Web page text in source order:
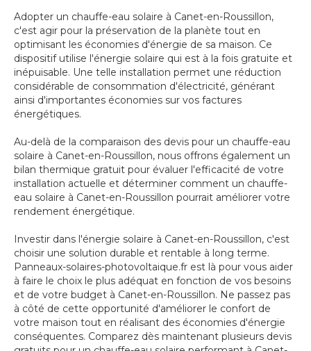
Adopter un chauffe-eau solaire à Canet-en-Roussillon,
c'est agir pour la préservation de la planète tout en
optimisant les économies d'énergie de sa maison. Ce
dispositif utilise l'énergie solaire qui est à la fois gratuite et
inépuisable. Une telle installation permet une réduction
considérable de consommation d'électricité, générant
ainsi d'importantes économies sur vos factures
énergétiques.
Au-delà de la comparaison des devis pour un chauffe-eau
solaire à Canet-en-Roussillon, nous offrons également un
bilan thermique gratuit pour évaluer l'efficacité de votre
installation actuelle et déterminer comment un chauffe-
eau solaire à Canet-en-Roussillon pourrait améliorer votre
rendement énergétique.
Investir dans l'énergie solaire à Canet-en-Roussillon, c'est
choisir une solution durable et rentable à long terme.
Panneaux-solaires-photovoltaique.fr est là pour vous aider
à faire le choix le plus adéquat en fonction de vos besoins
et de votre budget à Canet-en-Roussillon. Ne passez pas
à côté de cette opportunité d'améliorer le confort de
votre maison tout en réalisant des économies d'énergie
conséquentes. Comparez dès maintenant plusieurs devis